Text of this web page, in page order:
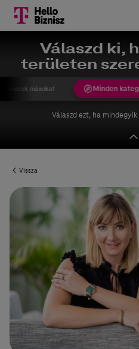
Válaszd ki,
területen
Minden
másokat
Válaszd ezt, ha
Vissza